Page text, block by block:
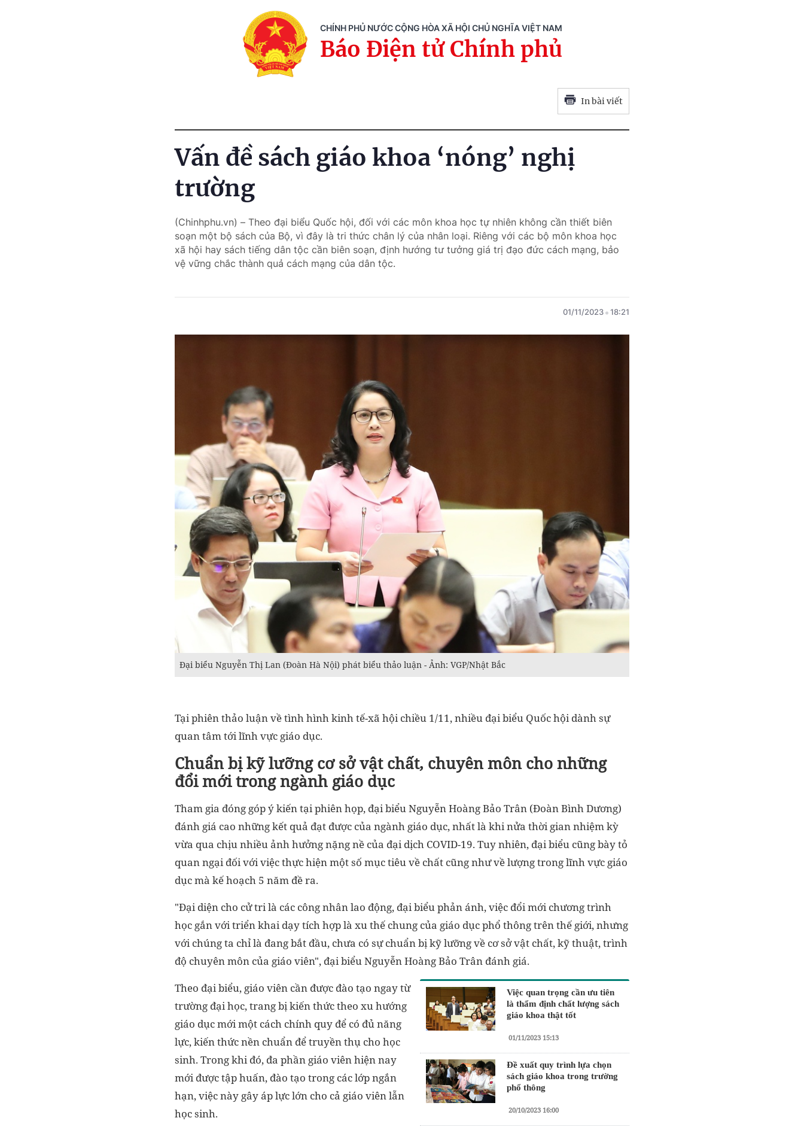
CHÍNH PHỦ NƯỚC CỘNG HÒA XÃ HỘI CHỦ NGHĨA VIỆT NAM
Báo Điện tử Chính phủ
In bài viết
Vấn đề sách giáo khoa ‘nóng’ nghị
trường
(Chinhphu.vn) – Theo đại biểu Quốc hội, đối với các môn khoa học tự nhiên không cần thiết biên
soạn một bộ sách của Bộ, vì đây là tri thức chân lý của nhân loại. Riêng với các bộ môn khoa học
xã hội hay sách tiếng dân tộc cần biên soạn, định hướng tư tưởng giá trị đạo đức cách mạng, bảo
vệ vững chắc thành quả cách mạng của dân tộc.
01/11/2023 18:21
Đại biểu Nguyễn Thị Lan (Đoàn Hà Nội) phát biểu thảo luận - Ảnh: VGP/Nhật Bắc
Tại phiên thảo luận về tình hình kinh tế-xã hội chiều 1/11, nhiều đại biểu Quốc hội dành sự
quan tâm tới lĩnh vực giáo dục.
Chuẩn bị kỹ lưỡng cơ sở vật chất, chuyên môn cho những
đổi mới trong ngành giáo dục
Tham gia đóng góp ý kiến tại phiên họp, đại biểu Nguyễn Hoàng Bảo Trân (Đoàn Bình Dương)
đánh giá cao những kết quả đạt được của ngành giáo dục, nhất là khi nửa thời gian nhiệm kỳ
vừa qua chịu nhiều ảnh hưởng nặng nề của đại dịch COVID-19. Tuy nhiên, đại biểu cũng bày tỏ
quan ngại đối với việc thực hiện một số mục tiêu về chất cũng như về lượng trong lĩnh vực giáo
dục mà kế hoạch 5 năm đề ra.
"Đại diện cho cử tri là các công nhân lao động, đại biểu phản ánh, việc đổi mới chương trình
học gắn với triển khai dạy tích hợp là xu thế chung của giáo dục phổ thông trên thế giới, nhưng
với chúng ta chỉ là đang bắt đầu, chưa có sự chuẩn bị kỹ lưỡng về cơ sở vật chất, kỹ thuật, trình
độ chuyên môn của giáo viên", đại biểu Nguyễn Hoàng Bảo Trân đánh giá.
Việc quan trọng cần ưu tiên
là thẩm định chất lượng sách
giáo khoa thật tốt
01/11/2023 15:13
Đề xuất quy trình lựa chọn
sách giáo khoa trong trường
phổ thông
20/10/2023 16:00
Theo đại biểu, giáo viên cần được đào tạo ngay từ
trường đại học, trang bị kiến thức theo xu hướng
giáo dục mới một cách chính quy để có đủ năng
lực, kiến thức nền chuẩn để truyền thụ cho học
sinh. Trong khi đó, đa phần giáo viên hiện nay
mới được tập huấn, đào tạo trong các lớp ngắn
hạn, việc này gây áp lực lớn cho cả giáo viên lẫn
học sinh.